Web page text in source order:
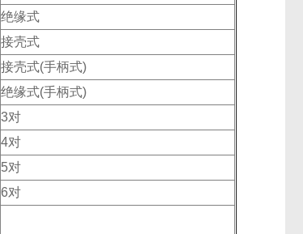
绝缘式
接壳式
接壳式(手柄式)
绝缘式(手柄式)
3对
4对
5对
6对